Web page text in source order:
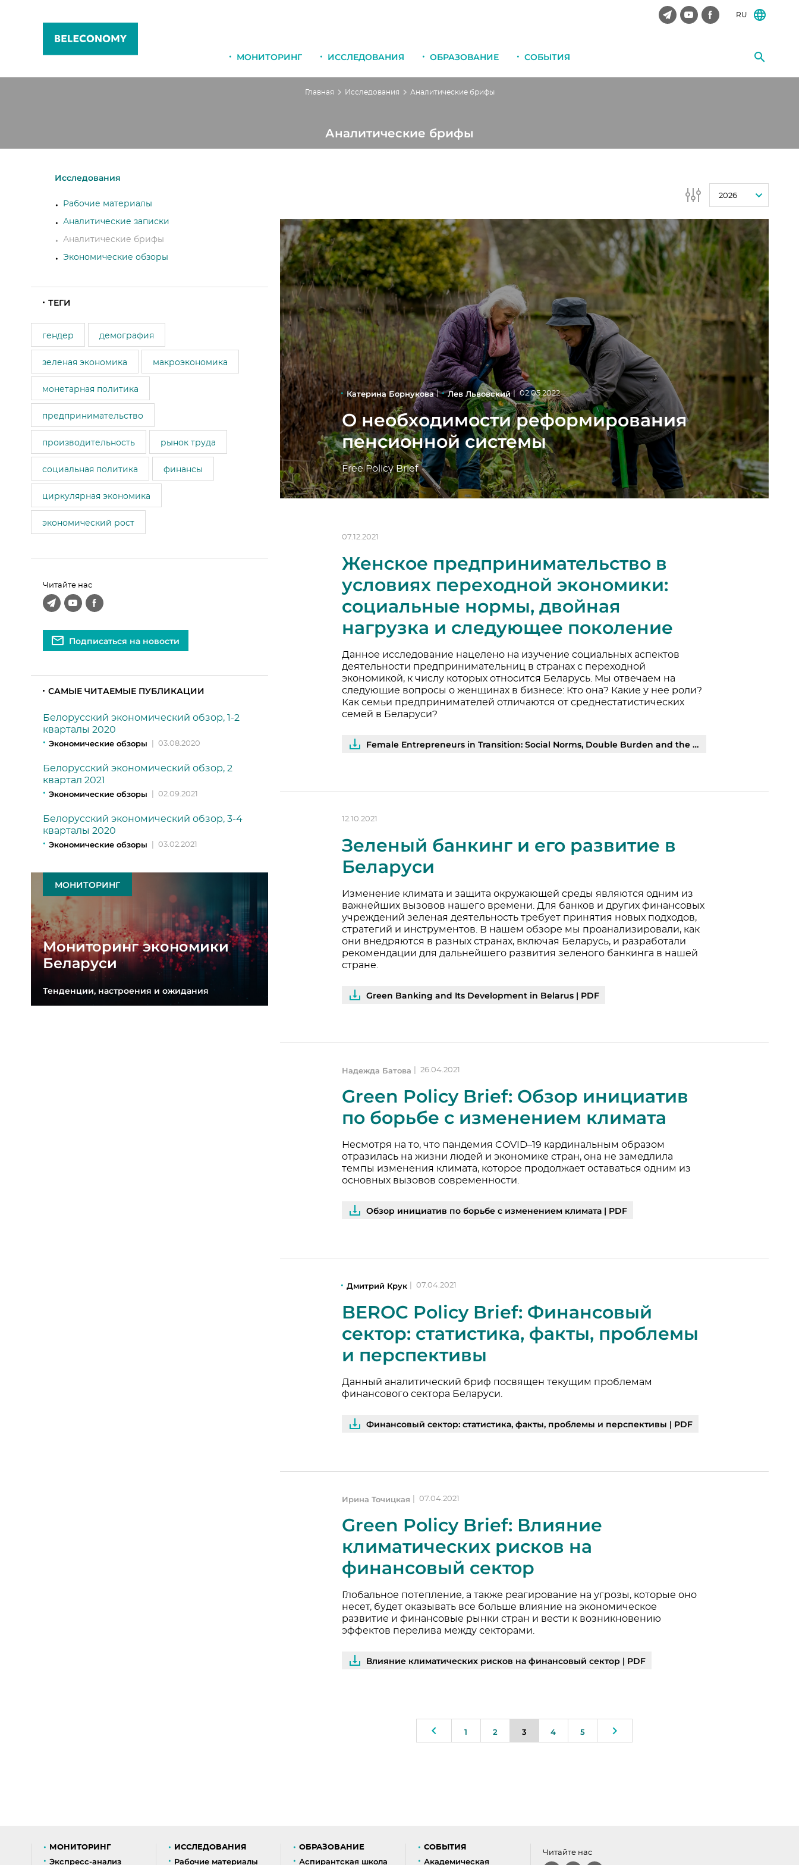
RU
МОНИТОРИНГ ИССЛЕДОВАНИЯ ОБРАЗОВАНИЕ СОБЫТИЯ
Главная Исследования Аналитические брифы
Аналитические брифы
Исследования
Рабочие материалы
Аналитические записки
Аналитические брифы
Экономические обзоры
ТЕГИ
гендер демография
зеленая экономика макроэкономика
монетарная политика
предпринимательство
производительность рынок труда
социальная политика финансы
циркулярная экономика
экономический рост
Читайте нас
Подписаться на новости
САМЫЕ ЧИТАЕМЫЕ ПУБЛИКАЦИИ
Белорусский экономический обзор, 1-2
кварталы 2020
Экономические обзоры
03.08.2020
Белорусский экономический обзор, 2
квартал 2021
Экономические обзоры
02.09.2021
Белорусский экономический обзор, 3-4
кварталы 2020
Экономические обзоры
03.02.2021
МОНИТОРИНГ
Мониторинг экономики
Беларуси
Тенденции, настроения и ожидания
2026
Катерина Борнукова | Лев Львовский | 02.05.2022
О необходимости реформирования
пенсионной системы
Free Policy Brief
07.12.2021
Женское предпринимательство в
условиях переходной экономики:
социальные нормы, двойная
нагрузка и следующее поколение
Данное исследование нацелено на изучение социальных аспектов
деятельности предпринимательниц в странах с переходной
экономикой, к числу которых относится Беларусь. Мы отвечаем на
следующие вопросы о женщинах в бизнесе: Кто она? Какие у нее роли?
Как семьи предпринимателей отличаются от среднестатистических
семей в Беларуси?
Female Entrepreneurs in Transition: Social Norms, Double Burden and the Next Generation | PDF
12.10.2021
Зеленый банкинг и его развитие в
Беларуси
Изменение климата и защита окружающей среды являются одним из
важнейших вызовов нашего времени. Для банков и других финансовых
учреждений зеленая деятельность требует принятия новых подходов,
стратегий и инструментов. В нашем обзоре мы проанализировали, как
они внедряются в разных странах, включая Беларусь, и разработали
рекомендации для дальнейшего развития зеленого банкинга в нашей
стране.
Green Banking and Its Development in Belarus | PDF
Надежда Батова 26.04.2021
Green Policy Brief: Обзор инициатив
по борьбе с изменением климата
Несмотря на то, что пандемия COVID–19 кардинальным образом
отразилась на жизни людей и экономике стран, она не замедлила
темпы изменения климата, которое продолжает оставаться одним из
основных вызовов современности.
Обзор инициатив по борьбе с изменением климата | PDF
Дмитрий Крук 07.04.2021
BEROC Policy Brief: Финансовый
сектор: статистика, факты, проблемы
и перспективы
Данный аналитический бриф посвящен текущим проблемам
финансового сектора Беларуси.
Финансовый сектор: статистика, факты, проблемы и перспективы | PDF
Ирина Точицкая 07.04.2021
Green Policy Brief: Влияние
климатических рисков на
финансовый сектор
Глобальное потепление, а также реагирование на угрозы, которые оно
несет, будет оказывать все больше влияние на экономическое
развитие и финансовые рынки стран и вести к возникновению
эффектов перелива между секторами.
Влияние климатических рисков на финансовый сектор | PDF
1 2 3 4 5
МОНИТОРИНГ
Экспресс-анализ
ИССЛЕДОВАНИЯ
Рабочие материалы
ОБРАЗОВАНИЕ
Аспирантская школа
СОБЫТИЯ
Академическая
Читайте нас